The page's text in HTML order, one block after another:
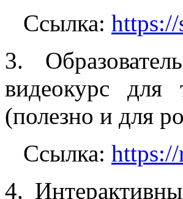
Ссылка:
3.
видеокурс для
(полезно и для
Ссылка: https://
4.